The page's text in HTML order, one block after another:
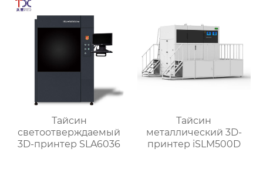
Тайсин
светоотверждаемый
3D-принтер SLA6036
Тайсин
металлический 3D-
принтер iSLM500D